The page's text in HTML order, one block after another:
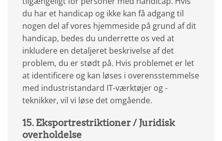
du har et handicap og ikke kan få adgang til
nogen del af vores hjemmeside på grund af dit
handicap, bedes du underrette os ved at
inkludere en detaljeret beskrivelse af det
problem, du er stødt på. Hvis problemet er let
at identificere og kan løses i overensstemmelse
med industristandard IT-værktøjer og -
teknikker, vil vi løse det omgående.
15. Eksportrestriktioner / Juridisk
overholdelse